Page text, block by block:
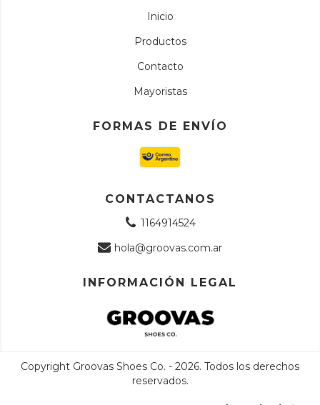
Inicio
Productos
Contacto
Mayoristas
FORMAS DE ENVÍO
CONTACTANOS
1164914524
hola@groovas.com.ar
INFORMACIÓN LEGAL
Copyright Groovas Shoes Co. - 2026. Todos los derechos
reservados.